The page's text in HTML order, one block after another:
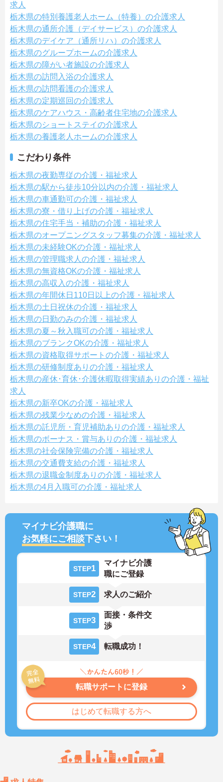
求人
栃木県の特別養護老人ホーム（特養）の介護求人
栃木県の通所介護（デイサービス）の介護求人
栃木県のデイケア（通所リハ）の介護求人
栃木県のグループホームの介護求人
栃木県の障がい者施設の介護求人
栃木県の訪問入浴の介護求人
栃木県の訪問看護の介護求人
栃木県の定期巡回の介護求人
栃木県のケアハウス・高齢者住宅地の介護求人
栃木県のショートステイの介護求人
栃木県の養護老人ホームの介護求人
こだわり条件
栃木県の夜勤専従の介護・福祉求人
栃木県の駅から徒歩10分以内の介護・福祉求人
栃木県の車通勤可の介護・福祉求人
栃木県の寮・借り上げの介護・福祉求人
栃木県の住宅手当・補助の介護・福祉求人
栃木県のオープニングスタッフ募集の介護・福祉求人
栃木県の未経験OKの介護・福祉求人
栃木県の管理職求人の介護・福祉求人
栃木県の無資格OKの介護・福祉求人
栃木県の高収入の介護・福祉求人
栃木県の年間休日110日以上の介護・福祉求人
栃木県の土日祝休の介護・福祉求人
栃木県の日勤のみの介護・福祉求人
栃木県の夏～秋入職可の介護・福祉求人
栃木県のブランクOKの介護・福祉求人
栃木県の資格取得サポートの介護・福祉求人
栃木県の研修制度ありの介護・福祉求人
栃木県の産休･育休･介護休暇取得実績ありの介護・福祉
求人
栃木県の新卒OKの介護・福祉求人
栃木県の残業少なめの介護・福祉求人
栃木県の託児所・育児補助ありの介護・福祉求人
栃木県のボーナス・賞与ありの介護・福祉求人
栃木県の社会保険完備の介護・福祉求人
栃木県の交通費支給の介護・福祉求人
栃木県の退職金制度ありの介護・福祉求人
栃木県の4月入職可の介護・福祉求人
マイナビ介護職に
お気軽にご相談下さい！
STEP1
マイナビ介護
職にご登録
STEP2 求人のご紹介
STEP3
面接・条件交
渉
STEP4 転職成功！
転職サポートに登録
はじめて転職する方へ